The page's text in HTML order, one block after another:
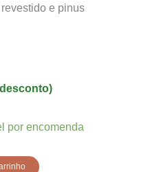
e pinus
por encomenda